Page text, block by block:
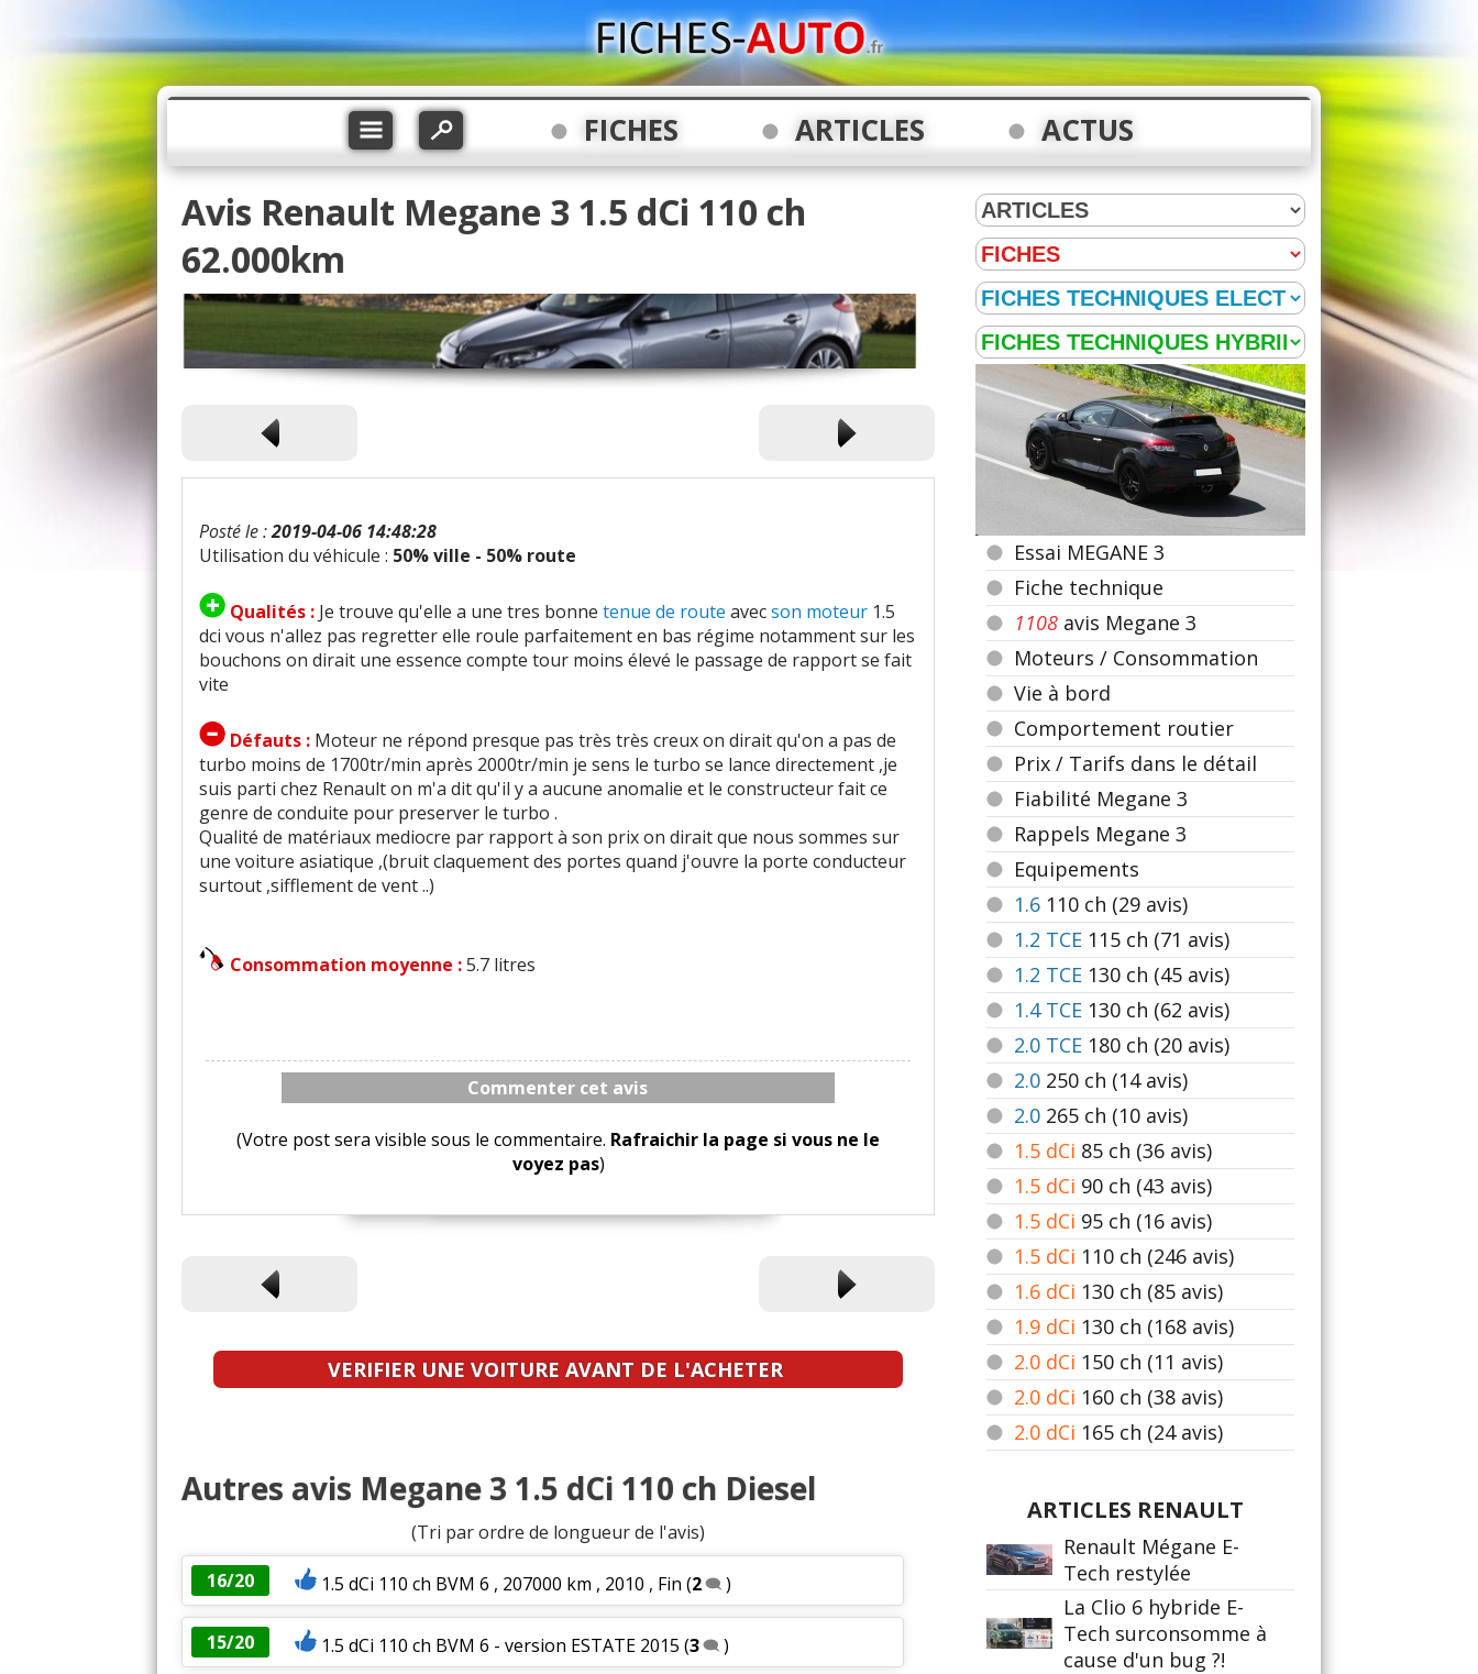
FICHES ARTICLES ACTUS
Avis Renault Megane 3 1.5 dCi 110 ch
62.000km
Posté le :2019-04-06 14:48:28
Utilisation du véhicule : 50% ville - 50% route
Qualités : Je trouve qu'elle a une tres bonne tenue de route avecson moteur 1.5
dci vous n'allez pas regretter elle roule parfaitement en bas régime notamment sur les
bouchons on dirait une essence compte tour moins élevé le passage de rapport se fait
vite
Défauts : Moteur ne répond presque pas très très creux on dirait qu'on a pas de
turbo moins de 1700tr/min après 2000tr/min je sens le turbo se lance directement ,je
suis parti chez Renault on m'a dit qu'il y a aucune anomalie et le constructeur fait ce
genre de conduite pour preserver le turbo .
Qualité de matériaux mediocre par rapport à son prix on dirait que nous sommes sur
une voiture asiatique ,(bruit claquement des portes quand j'ouvre la porte conducteur
surtout ,sifflement de vent ..)
Consommation moyenne :5.7 litres
Commenter cet avis
(Votre post sera visible sous le commentaire. Rafraichir la page si vous ne le
voyez pas)
VERIFIER UNE VOITURE AVANT DE L'ACHETER
Autres avis Megane 3 1.5 dCi 110 ch Diesel
(Tri par ordre de longueur de l'avis)
16/20
1.5 dCi 110 ch BVM 6 , 207000 km , 2010 , Fin (2 )
15/20 1.5 dCi 110 ch BVM 6 - version ESTATE 2015 (3 )
Essai MEGANE 3
Fiche technique
1108 avis Megane 3
Moteurs / Consommation
Vie à bord
Comportement routier
Prix / Tarifs dans le détail
Fiabilité Megane 3
Rappels Megane 3
Equipements
1.6 110 ch (29 avis)
1.2 TCE 115 ch (71 avis)
1.2 TCE 130 ch (45 avis)
1.4 TCE 130 ch (62 avis)
2.0 TCE 180 ch (20 avis)
2.0 250 ch (14 avis)
2.0 265 ch (10 avis)
1.5 dCi 85 ch (36 avis)
1.5 dCi 90 ch (43 avis)
1.5 dCi 95 ch (16 avis)
1.5 dCi 110 ch (246 avis)
1.6 dCi 130 ch (85 avis)
1.9 dCi 130 ch (168 avis)
2.0 dCi 150 ch (11 avis)
2.0 dCi 160 ch (38 avis)
2.0 dCi 165 ch (24 avis)
ARTICLES RENAULT
Renault Mégane E-
Tech restylée
La Clio 6 hybride E-
Tech surconsomme à
cause d'un bug ?!